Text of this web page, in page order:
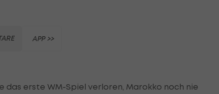
APP >>
das erste WM-Spiel verloren, Marokko noch nie